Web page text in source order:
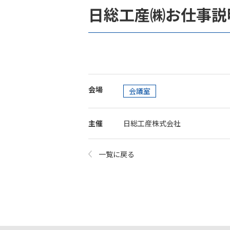
日総工産㈱お仕事
会場 会議室
主催 日総工産株式会社
一覧に戻る